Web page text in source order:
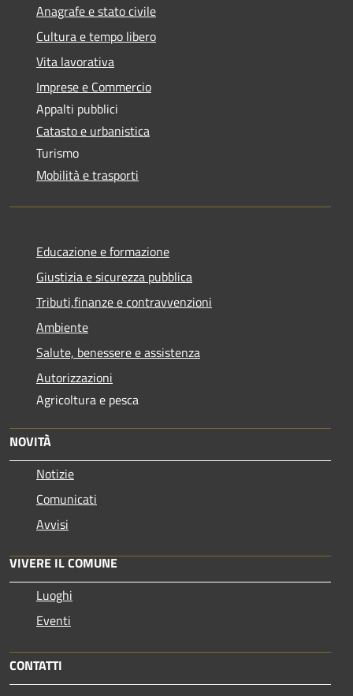
Anagrafe e stato civile
Cultura e tempo libero
Vita lavorativa
Imprese e Commercio
Appalti pubblici
Catasto e urbanistica
Turismo
Mobilità e trasporti
Educazione e formazione
Giustizia e sicurezza pubblica
Tributi,finanze e contravvenzioni
Ambiente
Salute, benessere e assistenza
Autorizzazioni
Agricoltura e pesca
NOVITÀ
Notizie
Comunicati
Avvisi
VIVERE IL COMUNE
Luoghi
Eventi
CONTATTI